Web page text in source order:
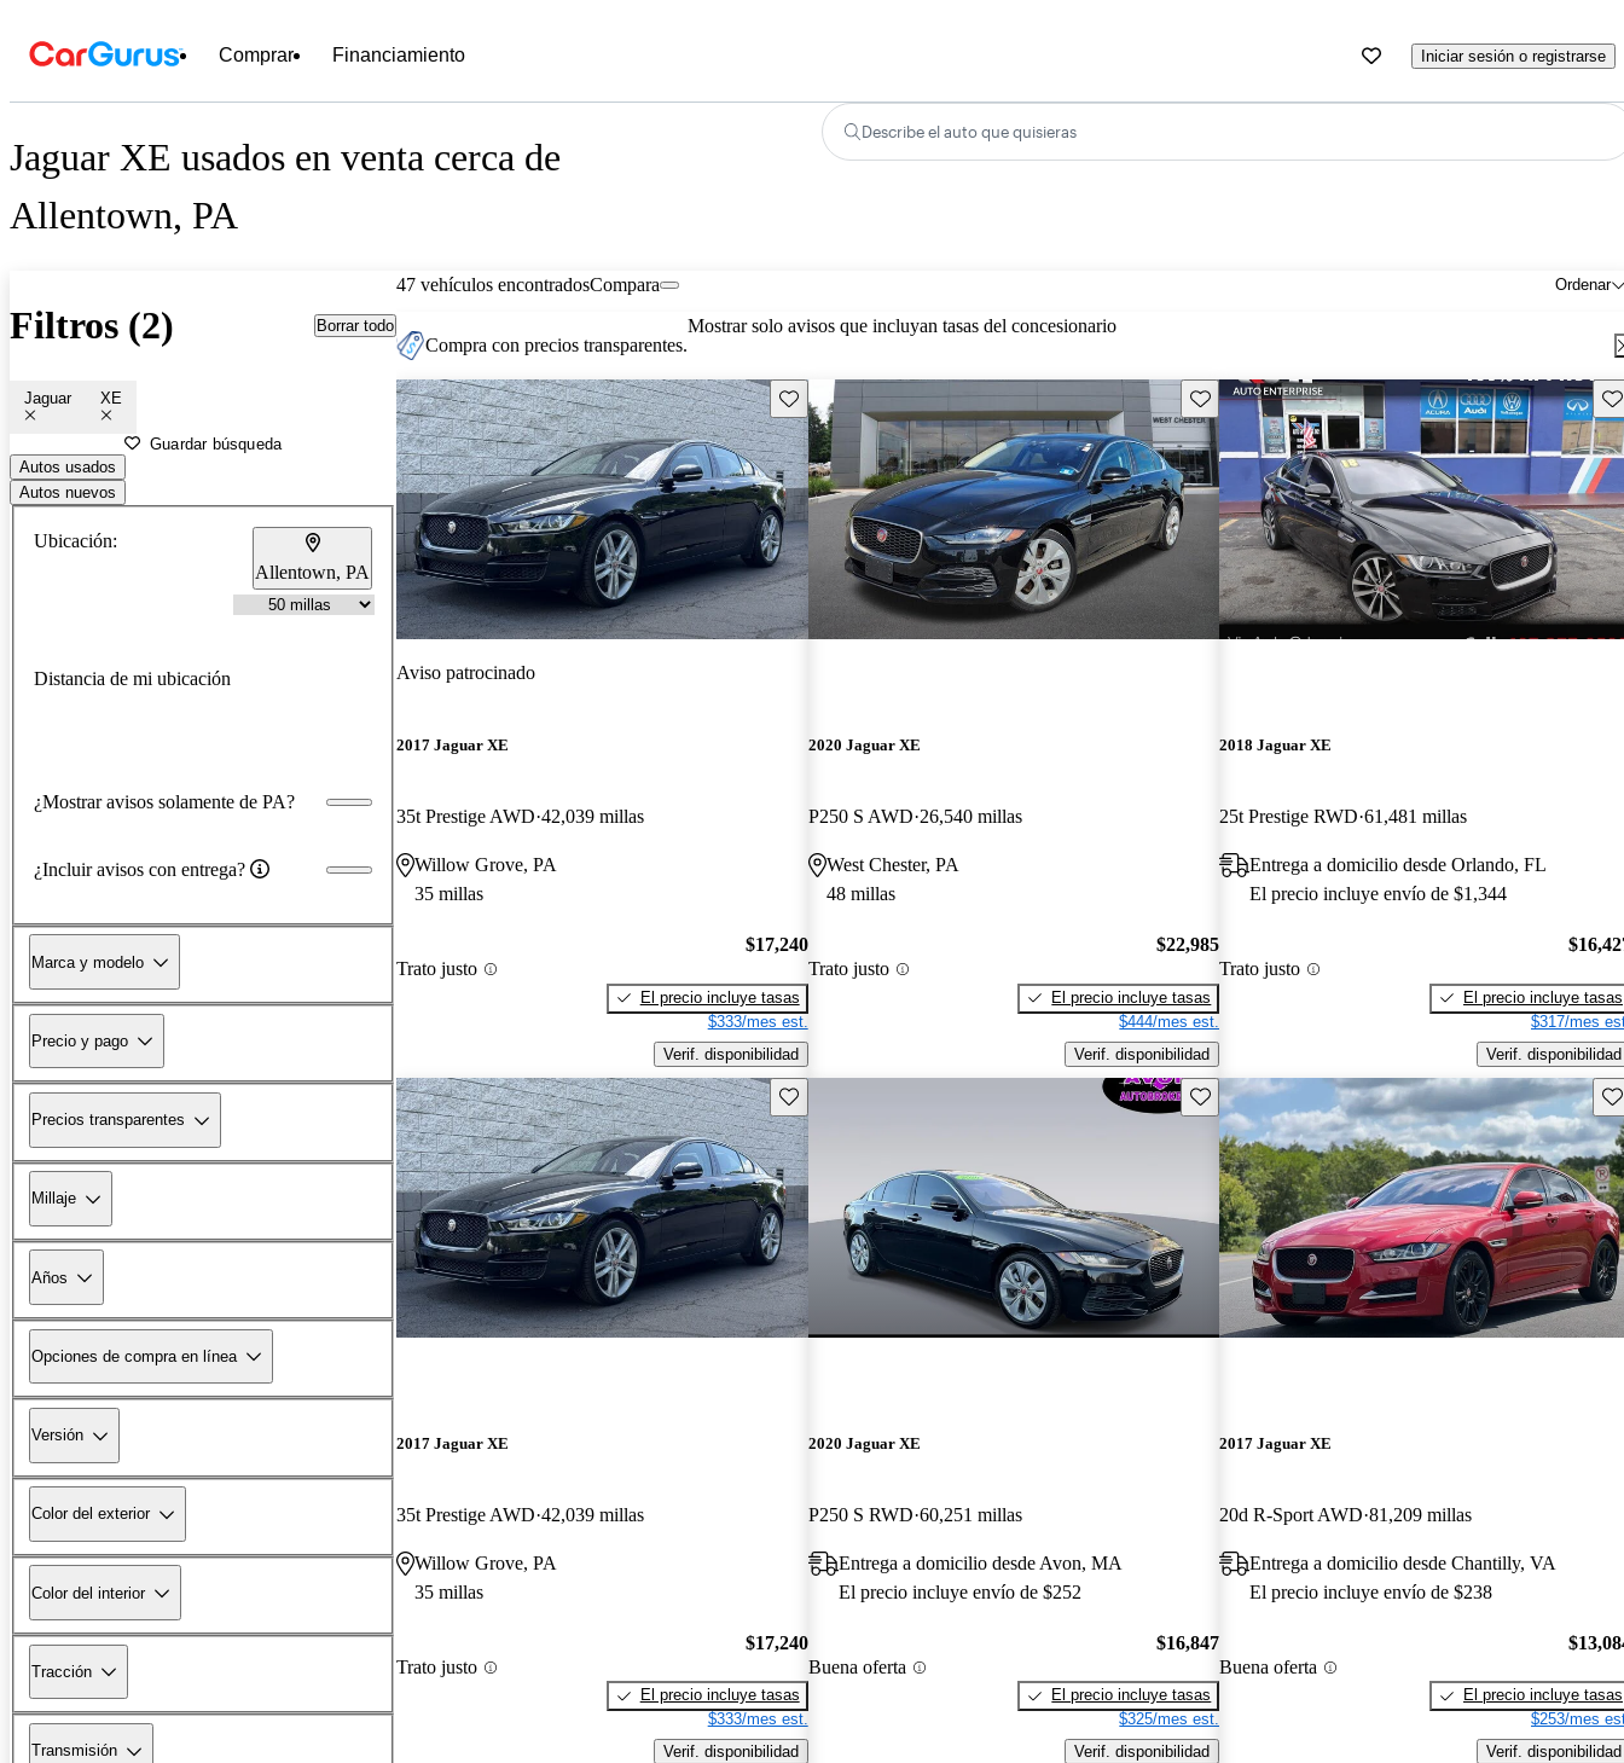
Comprar Financiamiento Iniciar sesión o registrarse
Jaguar XE usados en venta cerca de
Allentown, PA
Describe el auto que quisieras
Filtros (2) Borrar todo
Jaguar XE
Guardar búsqueda
Autos usados
Autos nuevos
Ubicación:
Allentown, PA
Distancia de mi ubicación
¿Mostrar avisos solamente de PA?
¿Incluir avisos con entrega?
Marca y modelo
Precio y pago
Precios transparentes
Millaje
Años
Opciones de compra en línea
Versión
Color del exterior
Color del interior
Tracción
Transmisión
47 vehículos encontrados Ordenar
Compara
Compra con precios transparentes.
Mostrar solo avisos que incluyan tasas del concesionario
Guarda este Aviso
Aviso patrocinado
2017 Jaguar XE
35t Prestige AWD 42,039 millas
Willow Grove, PA
35 millas
Trato justo
$17,240
El precio incluye tasas
$333/mes est.
Verif. disponibilidad
Guarda este Aviso
2020 Jaguar XE
P250 S AWD 26,540 millas
West Chester, PA
48 millas
Trato justo
$22,985
El precio incluye tasas
$444/mes est.
Verif. disponibilidad
2018 Jaguar XE
25t Prestige RWD 61,481 millas
Entrega a domicilio desde Orlando, FL
El precio incluye envío de $1,344
Trato justo
El precio incluye tasas
$317/mes
Verif. disponibilidad
Guarda este Aviso
2017 Jaguar XE
35t Prestige AWD 42,039 millas
Willow Grove, PA
35 millas
Trato justo
$17,240
El precio incluye tasas
$333/mes est.
Verif. disponibilidad
Guarda este Aviso
2020 Jaguar XE
P250 S RWD 60,251 millas
Entrega a domicilio desde Avon, MA
El precio incluye envío de $252
Buena oferta
$16,847
El precio incluye tasas
$325/mes est.
Verif. disponibilidad
2017 Jaguar XE
20d R-Sport AWD 81,209 millas
Entrega a domicilio desde Chantilly, VA
El precio incluye envío de $238
Buena oferta
El precio incluye tasas
$253/mes
Verif. disponibilidad